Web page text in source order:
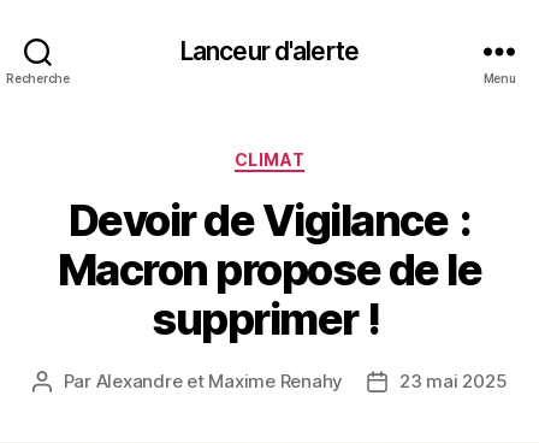
Recherche
Lanceur d'alerte
Menu
Catégories
CLIMAT
Devoir de Vigilance :
Macron propose de le
supprimer !
Auteur
Par Alexandre et Maxime Renahy
Date23 mai 2025